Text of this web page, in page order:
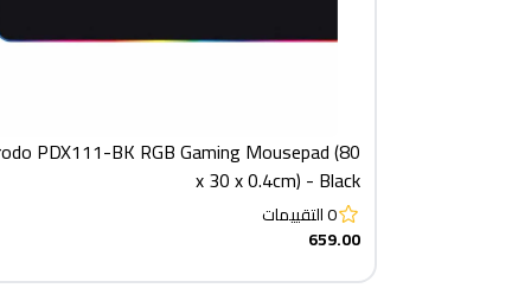
PDX111-BK RGB Gaming Mousepad (80
x 30 x 0.4cm) - Black
0التقييمات
659.00